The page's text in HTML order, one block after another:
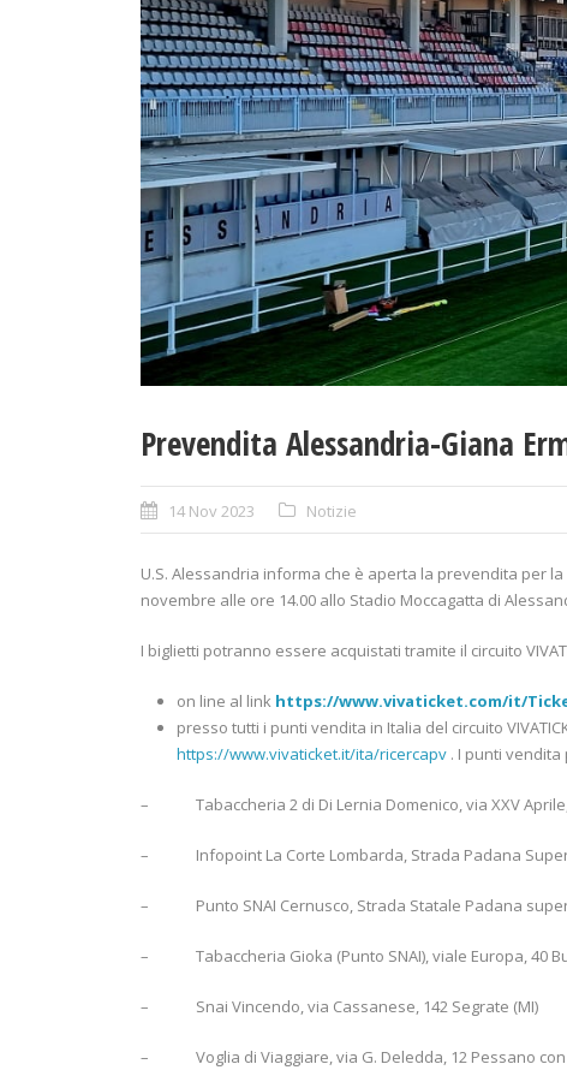
Prevendita Alessandria-Giana
14 Nov 2023 Notizie
U.S. Alessandria informa che è aperta la prevendita per la
novembre alle ore 14.00 allo Stadio Moccagatta di
I biglietti potranno essere acquistati tramite il circuito
on line al link https://www.vivaticket.com/it/
presso tutti i punti vendita in Italia del circuito
https://www.vivaticket.it/ita/ricercapv . I punti
– Tabaccheria 2 di Di Lernia Domenico, via XXV Aprile,
– Infopoint La Corte Lombarda, Strada Padana
– Punto SNAI Cernusco, Strada Statale Padana
– Tabaccheria Gioka (Punto SNAI), viale Europa, 40
– Snai Vincendo, via Cassanese, 142 Segrate (MI)
– Voglia di Viaggiare, via G. Deledda, 12 Pessano con